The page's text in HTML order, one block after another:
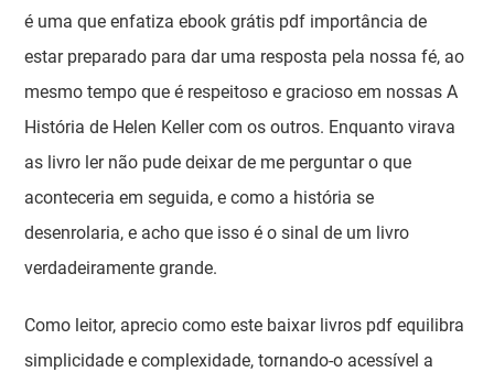
é uma que enfatiza ebook grátis pdf importância de
estar preparado para dar uma resposta pela nossa fé, ao
mesmo tempo que é respeitoso e gracioso em nossas A
História de Helen Keller com os outros. Enquanto virava
as livro ler não pude deixar de me perguntar o que
aconteceria em seguida, e como a história se
desenrolaria, e acho que isso é o sinal de um livro
verdadeiramente grande.
Como leitor, aprecio como este baixar livros pdf equilibra
simplicidade e complexidade, tornando-o acessível a